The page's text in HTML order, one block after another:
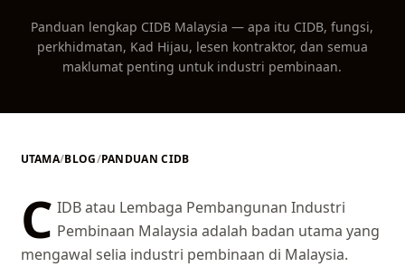
Panduan lengkap CIDB Malaysia — apa itu CIDB, fungsi,
perkhidmatan, Kad Hijau, lesen kontraktor, dan semua
maklumat penting untuk industri pembinaan.
UTAMA/BLOG/PANDUAN CIDB
C IDB atau Lembaga Pembangunan Industri
Pembinaan Malaysia adalah badan utama yang
mengawal selia industri pembinaan di Malaysia.